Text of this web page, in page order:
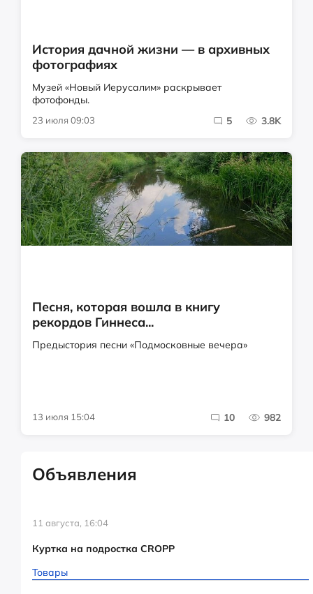
История дачной жизни — в архивных
фотографиях
Музей «Новый Иерусалим» раскрывает
фотофонды.
23 июля 09:03 5 3.8K
Песня, которая вошла в книгу
рекордов Гиннеса...
Предыстория песни «Подмосковные вечера»
13 июля 15:04 10 982
Объявления
11 августа, 16:04
Куртка на подростка CROPP
Товары